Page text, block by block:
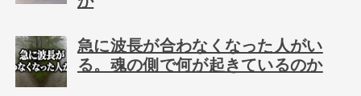
急に波長が合わなくなった人がい
る。魂の側で何が起きているのか